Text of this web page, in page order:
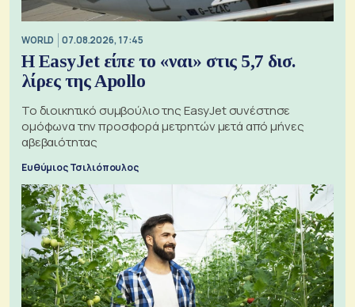
WORLD 07.08.2026, 17:45
Η EasyJet είπε το «ναι» στις 5,7 δισ.
λίρες της Apollo
Το διοικητικό συμβούλιο της EasyJet συνέστησε
ομόφωνα την προσφορά μετρητών μετά από μήνες
αβεβαιότητας
Ευθύμιος Τσιλιόπουλος